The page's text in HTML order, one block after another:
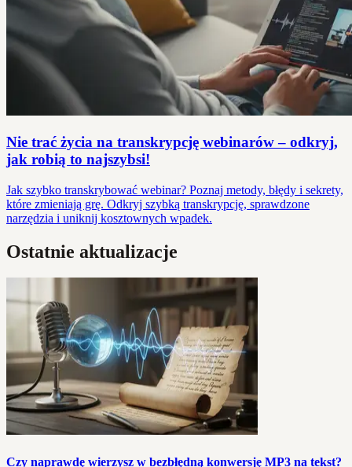
Nie trać życia na transkrypcję webinarów – odkryj,
jak robią to najszybsi!
Jak szybko transkrybować webinar? Poznaj metody, błędy i sekrety,
które zmieniają grę. Odkryj szybką transkrypcję, sprawdzone
narzędzia i uniknij kosztownych wpadek.
Ostatnie aktualizacje
Czy naprawdę wierzysz w bezbłędną konwersję MP3 na tekst?